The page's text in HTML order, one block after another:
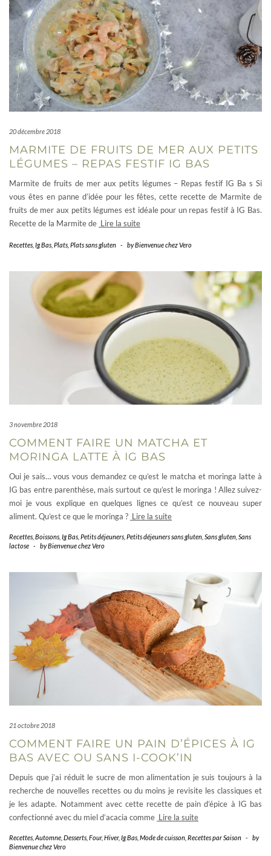
20 décembre 2018
MARMITE DE FRUITS DE MER AUX PETITS
LÉGUMES – REPAS FESTIF IG BAS
Marmite de fruits de mer aux petits légumes – Repas festif IG Ba s Si
vous êtes en panne d’idée pour les fêtes, cette recette de Marmite de
fruits de mer aux petits légumes est idéale pour un repas festif à IG Bas.
Recette de la Marmite de Lire la suite
Recettes Ig Bas Plats Plats sans gluten - byBienvenue chez Vero
3 novembre 2018
COMMENT FAIRE UN MATCHA ET
MORINGA LATTE À IG BAS
Oui je sais… vous vous demandez ce qu’est le matcha et moringa latte à
IG bas entre parenthèse, mais surtout ce qu’est le moringa ! Allez suivez-
moi je vous explique en quelques lignes ce qu’est ce nouveau super
aliment. Qu’est ce que le moringa ? Lire la suite
Recettes Boissons Ig Bas Petits déjeuners Petits déjeuners sans gluten Sans gluten Sans
lactose - byBienvenue chez Vero
21 octobre 2018
COMMENT FAIRE UN PAIN D’ÉPICES À IG
BAS AVEC OU SANS I-COOK’IN
Depuis que j’ai réduit le sucre de mon alimentation je suis toujours à la
recherche de nouvelles recettes ou du moins je revisite les classiques et
je les adapte. Notamment avec cette recette de pain d’épice à IG bas
confectionné avec du miel d’acacia comme Lire la suite
Recettes Automne Desserts Four, Hiver, Ig Bas Mode de cuisson Recettes par Saison -
by
Bienvenue chez Vero